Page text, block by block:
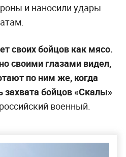
и наносили удары
своих бойцов как мясо.
своими глазами видел,
по ним же, когда
захвата бойцов «Скалы»
военный.